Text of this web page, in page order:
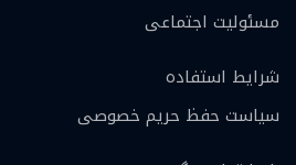
مسئولیت اجتماعی
شرایط استفاده
سیاست حفظ حریم خصوصی